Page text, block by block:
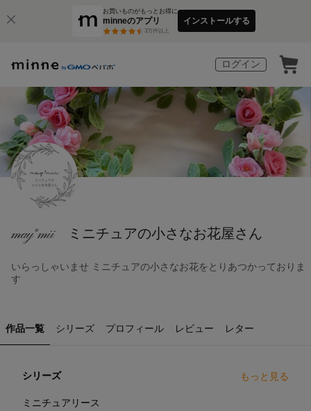
お買いものがもっとお得に
minneのアプリ
3万件以上
インストールする
ログイン
may*mii ミニチュアの小さなお花屋さん
いらっしゃいませ ミニチュアの小さなお花をとりあつかっておりま
す
作品一覧 シリーズ プロフィール レビュー レター
シリーズ もっと見る
ミニチュアリース